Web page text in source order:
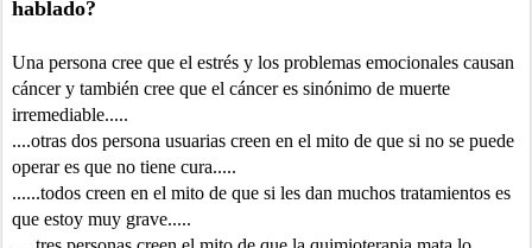
hablado?
Una persona cree que el estrés y los problemas emocionales causan
cáncer y también cree que el cáncer es sinónimo de muerte
irremediable.....
....otras dos persona usuarias creen en el mito de que si no se puede
operar es que no tiene cura.....
......todos creen en el mito de que si les dan muchos tratamientos es
que estoy muy grave.....